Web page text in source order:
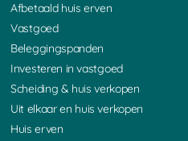
Afbetaald huis erven
Vastgoed
Beleggingspanden
Investeren in vastgoed
Scheiding & huis verkopen
Uit elkaar en huis verkopen
Huis erven